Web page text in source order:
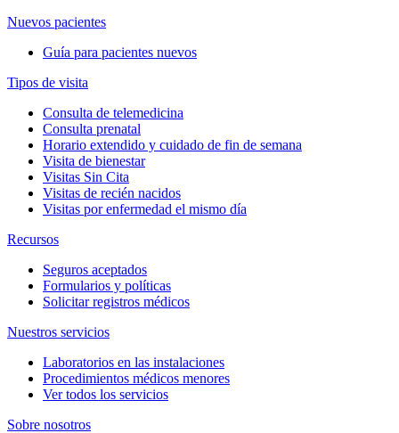
Nuevos pacientes
Guía para pacientes nuevos
Tipos de visita
Consulta de telemedicina
Consulta prenatal
Horario extendido y cuidado de fin de semana
Visita de bienestar
Visitas Sin Cita
Visitas de recién nacidos
Visitas por enfermedad el mismo día
Recursos
Seguros aceptados
Formularios y políticas
Solicitar registros médicos
Nuestros servicios
Laboratorios en las instalaciones
Procedimientos médicos menores
Ver todos los servicios
Sobre nosotros